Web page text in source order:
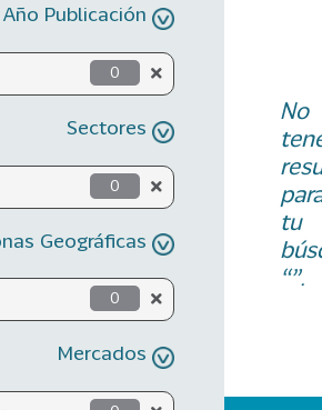
Año Publicación
0
Sectores
0
Geográficas
0
Mercados
No
tu
“”.